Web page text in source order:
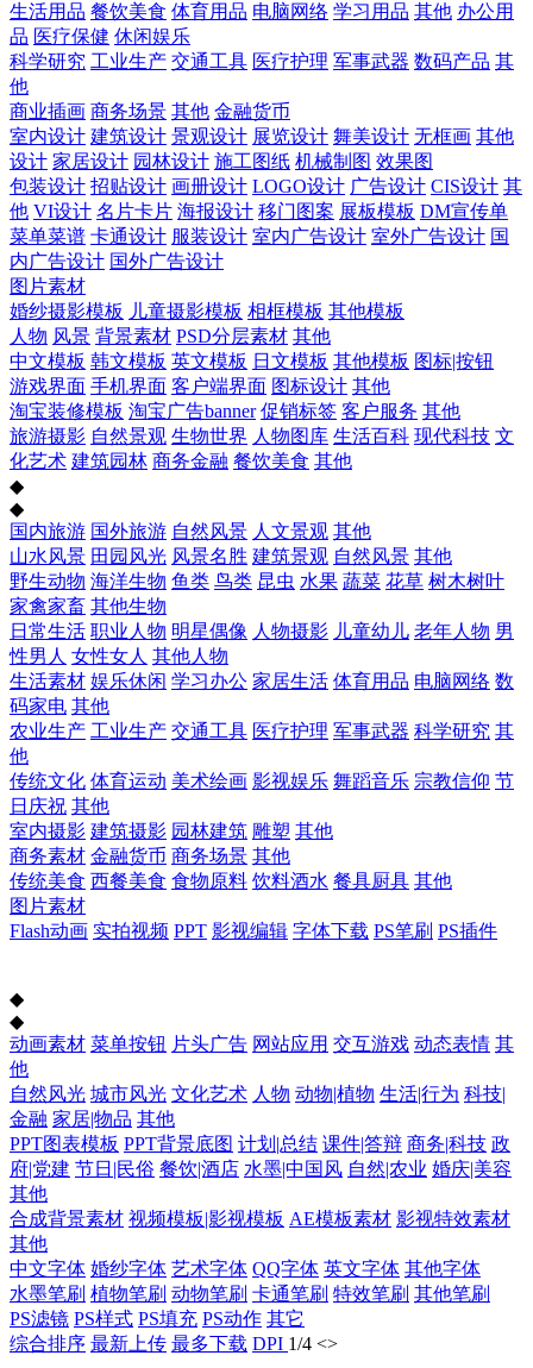
生活用品 餐饮美食 体育用品 电脑网络 学习用品 其他 办公用
品 医疗保健 休闲娱乐
科学研究 工业生产 交通工具 医疗护理 军事武器 数码产品 其
他
商业插画 商务场景 其他 金融货币
室内设计 建筑设计 景观设计 展览设计 舞美设计 无框画 其他
设计 家居设计 园林设计 施工图纸 机械制图 效果图
包装设计 招贴设计 画册设计 LOGO设计 广告设计 CIS设计 其
他 VI设计 名片卡片 海报设计 移门图案 展板模板 DM宣传单
菜单菜谱 卡通设计 服装设计 室内广告设计 室外广告设计 国
内广告设计 国外广告设计
图片素材
婚纱摄影模板 儿童摄影模板 相框模板 其他模板
人物 风景 背景素材 PSD分层素材 其他
中文模板 韩文模板 英文模板 日文模板 其他模板 图标|按钮
游戏界面 手机界面 客户端界面 图标设计 其他
淘宝装修模板 淘宝广告banner 促销标签 客户服务 其他
旅游摄影 自然景观 生物世界 人物图库 生活百科 现代科技 文
化艺术 建筑园林 商务金融 餐饮美食 其他
◆
◆
国内旅游 国外旅游 自然风景 人文景观 其他
山水风景 田园风光 风景名胜 建筑景观 自然风景 其他
野生动物 海洋生物 鱼类 鸟类 昆虫 水果 蔬菜 花草 树木树叶
家禽家畜 其他生物
日常生活 职业人物 明星偶像 人物摄影 儿童幼儿 老年人物 男
性男人 女性女人 其他人物
生活素材 娱乐休闲 学习办公 家居生活 体育用品 电脑网络 数
码家电 其他
农业生产 工业生产 交通工具 医疗护理 军事武器 科学研究 其
他
传统文化 体育运动 美术绘画 影视娱乐 舞蹈音乐 宗教信仰 节
日庆祝 其他
室内摄影 建筑摄影 园林建筑 雕塑 其他
商务素材 金融货币 商务场景 其他
传统美食 西餐美食 食物原料 饮料酒水 餐具厨具 其他
图片素材
Flash动画 实拍视频 PPT 影视编辑 字体下载 PS笔刷 PS插件
◆
◆
动画素材 菜单按钮 片头广告 网站应用 交互游戏 动态表情 其
他
自然风光 城市风光 文化艺术 人物 动物|植物 生活|行为 科技|
金融 家居|物品 其他
PPT图表模板 PPT背景底图 计划|总结 课件|答辩 商务|科技 政
府|党建 节日|民俗 餐饮|酒店 水墨|中国风 自然|农业 婚庆|美容
其他
合成背景素材 视频模板|影视模板 AE模板素材 影视特效素材
其他
中文字体 婚纱字体 艺术字体 QQ字体 英文字体 其他字体
水墨笔刷 植物笔刷 动物笔刷 卡通笔刷 特效笔刷 其他笔刷
PS滤镜 PS样式 PS填充 PS动作 其它
综合排序 最新上传 最多下载 DPI 1/4 <>